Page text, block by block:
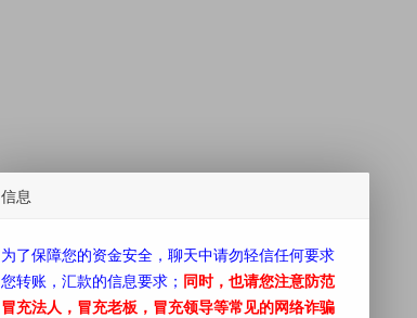
信息
为了保障您的资金安全，聊天中请勿轻信任何要求
您转账，汇款的信息要求； 同时，也请您注意防范
冒充法人，冒充老板，冒充领导等常见的网络诈骗